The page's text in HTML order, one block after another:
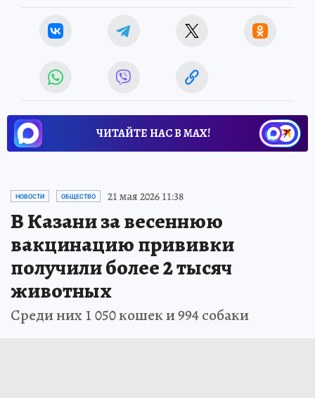
ЧИТАЙТЕ НАС В МАХ!
НОВОСТИ ОБЩЕСТВО 21 мая 2026 11:38
В Казани за весеннюю
вакцинацию прививки
получили более 2 тысяч
животных
Среди них 1 050 кошек и 994 собаки